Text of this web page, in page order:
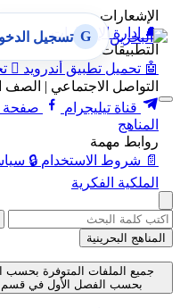
الإشعارات
🔔 إدارة الإشعارات
التطبيقات
🤖 تحميل تطبيق أندرويد 
التواصل الاجتماعي | الصف
قناة تيليجرام
صفحة
المناهج
روابط مهمة
📄 شروط الاستخدام 🔒
الملكية الفكرية
G تسجيل
المناهج البحرينية
جميع الملفات المتوفرة بحسب
بحسب الفصل الأول في قسم ملفات